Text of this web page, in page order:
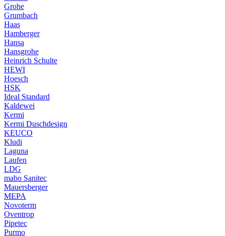
Grohe
Grumbach
Haas
Hamberger
Hansa
Hansgrohe
Heinrich Schulte
HEWI
Hoesch
HSK
Ideal Standard
Kaldewei
Kermi
Kermi Duschdesign
KEUCO
Kludi
Laguna
Laufen
LDG
mabo Sanitec
Mauersberger
MEPA
Novoterm
Oventrop
Pipetec
Purmo